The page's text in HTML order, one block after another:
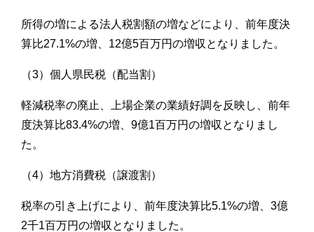
所得の増による法人税割額の増などにより、前年度決
算比27.1%の増、12億5百万円の増収となりました。
（3）個人県民税（配当割）
軽減税率の廃止、上場企業の業績好調を反映し、前年
度決算比83.4%の増、9億1百万円の増収となりまし
た。
（4）地方消費税（譲渡割）
税率の引き上げにより、前年度決算比5.1%の増、3億
2千1百万円の増収となりました。